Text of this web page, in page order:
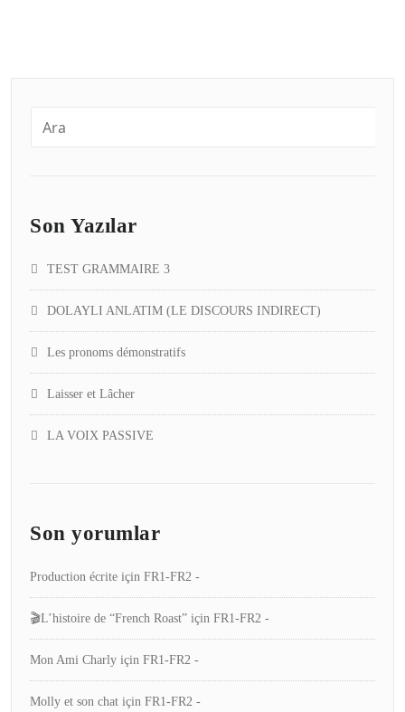
Son Yazılar
TEST GRAMMAIRE 3
DOLAYLI ANLATIM (LE DISCOURS INDIRECT)
Les pronoms démonstratifs
Laisser et Lâcher
LA VOIX PASSIVE
Son yorumlar
Production écrite için FR1-FR2 -
🎬L’histoire de “French Roast” için FR1-FR2 -
Mon Ami Charly için FR1-FR2 -
Molly et son chat için FR1-FR2 -